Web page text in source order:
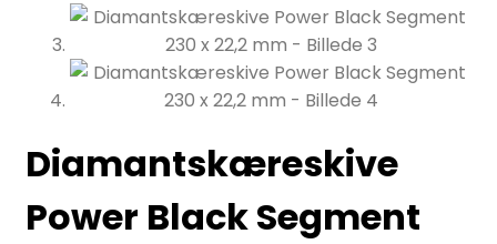
Diamantskæreskive
Power Black Segment